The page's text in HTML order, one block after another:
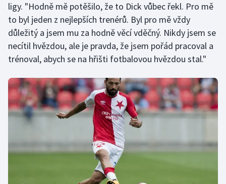
ligy. "Hodně mě potěšilo, že to Dick vůbec řekl. Pro mě
to byl jeden z nejlepších trenérů. Byl pro mě vždy
důležitý a jsem mu za hodně věcí vděčný. Nikdy jsem se
necítil hvězdou, ale je pravda, že jsem pořád pracoval a
trénoval, abych se na hřišti fotbalovou hvězdou stal."